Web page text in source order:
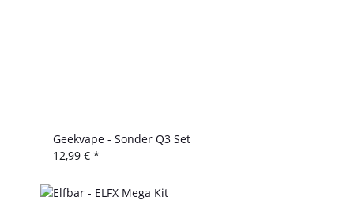
Geekvape - Sonder Q3 Set
12,99 €*